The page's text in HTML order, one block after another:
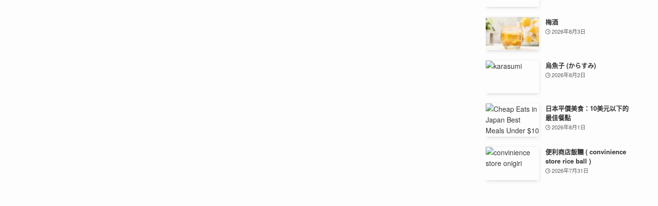
梅酒
2026年8月3日
烏魚子 (からすみ)
2026年8月2日
日本平價美食：10美元以下的
最佳餐點
2026年8月1日
便利商店飯糰 ( convinience
store rice ball )
2026年7月31日